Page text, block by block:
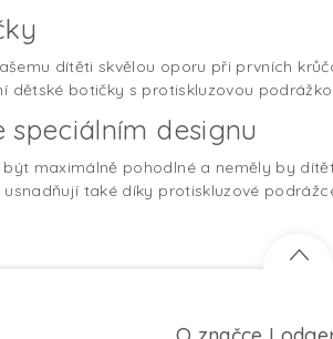
dítěti skvělou oporu při prvních
dětské botičky s protiskluzovou
speciálním designu
maximálně pohodlné a neměly by
také díky protiskluzové